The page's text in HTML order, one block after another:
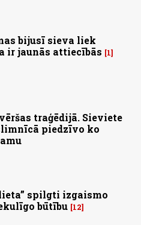
bijusī sieva liek
ir jaunās attiecībās
1
traģēdijā. Sieviete
piedzīvo ko
spilgti izgaismo
būtību 12